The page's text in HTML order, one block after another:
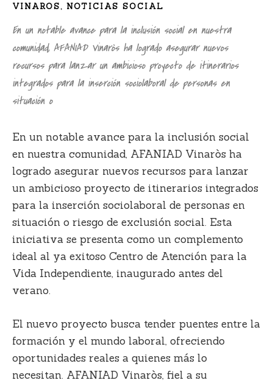
VINAROS, NOTICIAS SOCIAL
En un notable avance para la inclusión social en nuestra
comunidad, AFANIAD Vinaròs ha logrado asegurar nuevos
recursos para lanzar un ambicioso proyecto de itinerarios
integrados para la inserción sociolaboral de personas en
situación o
En un notable avance para la inclusión social
en nuestra comunidad, AFANIAD Vinaròs ha
logrado asegurar nuevos recursos para lanzar
un ambicioso proyecto de itinerarios integrados
para la inserción sociolaboral de personas en
situación o riesgo de exclusión social. Esta
iniciativa se presenta como un complemento
ideal al ya exitoso Centro de Atención para la
Vida Independiente, inaugurado antes del
verano.
El nuevo proyecto busca tender puentes entre la
formación y el mundo laboral, ofreciendo
oportunidades reales a quienes más lo
necesitan. AFANIAD Vinaròs, fiel a su